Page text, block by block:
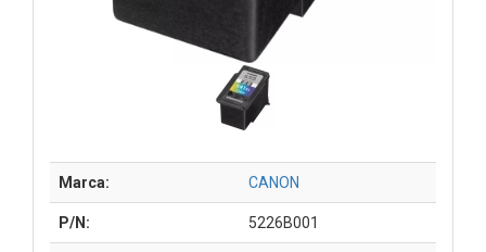
Marca: CANON
P/N: 5226B001